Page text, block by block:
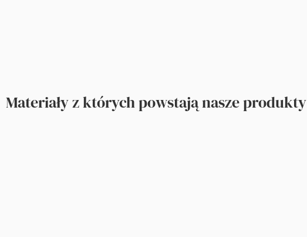
Materiały z których powstają nasze produkty